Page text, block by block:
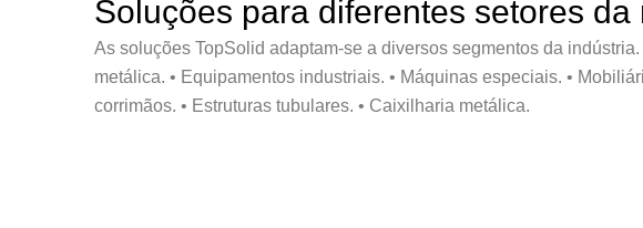
Soluções para diferentes setores
As soluções TopSolid adaptam-se a diversos segmentos da
metálica. • Equipamentos industriais. • Máquinas especiais. •
corrimãos. • Estruturas tubulares. • Caixilharia metálica.